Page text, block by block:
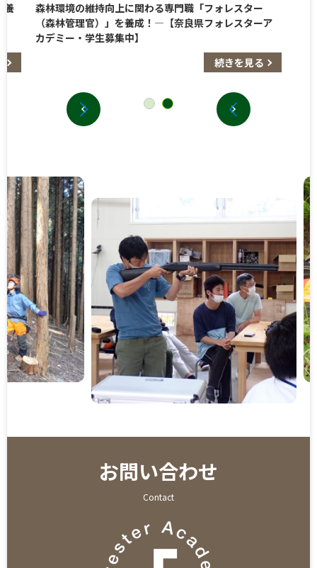
養
森林環境の維持向上に関わる専門職「フォレスター
（森林管理官）」を養成！―【奈良県フォレスターア
カデミー・学生募集中】
続きを見る
お問い合わせ
Contact